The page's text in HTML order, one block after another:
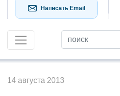
Написать Email
14 августа 2013